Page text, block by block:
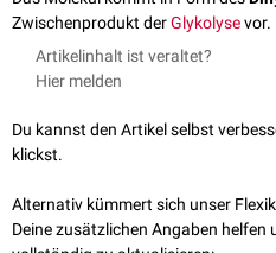
Zwischenprodukt derGlykolysevor.
Artikelinhalt ist veraltet?
Hier melden
Du kannst den Artikel selbst
klickst.
Alternativ kümmert sich unser
Deine zusätzlichen Angaben helfen